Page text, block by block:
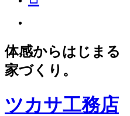
体感からはじまる
家づくり。
ツカサ工務店